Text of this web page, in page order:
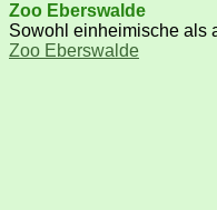
Zoo Eberswalde
Sowohl einheimische als
Zoo Eberswalde